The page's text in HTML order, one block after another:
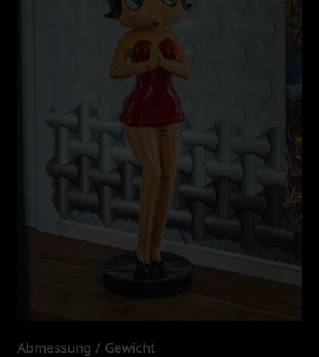
Abmessung / Gewicht